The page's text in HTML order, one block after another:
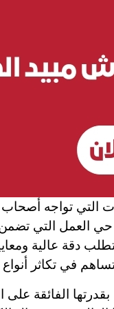
التي تواجه
التي تضمن
يتطلب دقة
تساهم في تكاثر
الفائقة على